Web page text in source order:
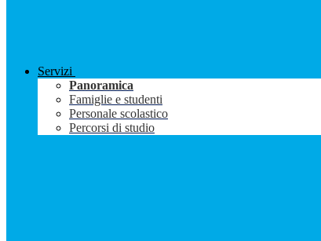
Servizi
Panoramica
Famiglie e studenti
Personale scolastico
Percorsi di studio